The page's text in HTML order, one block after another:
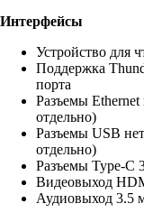
Интерфейсы
Устройство для
Поддержка
порта
Разъемы Ethernet
отдельно)
Разъемы USB
отдельно)
Разъемы Type-C
Видеовыход
Аудиовыход 3.5